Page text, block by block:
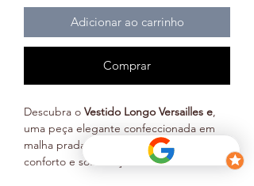
Adicionar ao carrinho
Comprar
Descubra o Vestido Longo Versailles e,
uma peça elegante confeccionada em
malha prada trabalhada que une
conforto e sofisticação.